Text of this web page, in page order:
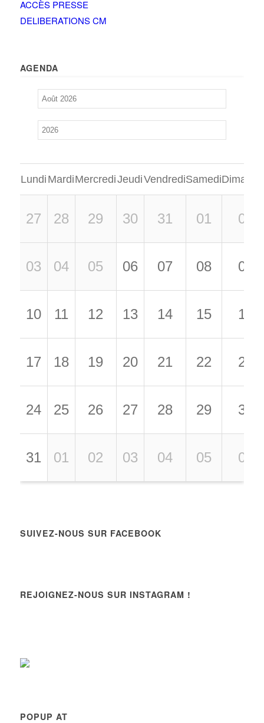
ACCÈS PRESSE
DELIBERATIONS CM
AGENDA
Lundi MardiMercrediJeudiVendrediSamedi
27 28 29 30 31 01 02
03 04 05 06 07 08 09
10 11 12 13 14 15 16
17 18 19 20 21 22 23
24 25 26 27 28 29 30
31 01 02 03 04 05 06
SUIVEZ-NOUS SUR FACEBOOK
REJOIGNEZ-NOUS SUR INSTAGRAM !
POPUP AT